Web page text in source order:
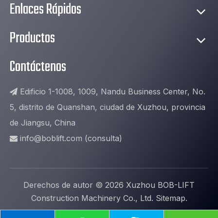
Enlaces Rápidos
Productos
Contáctenos
 Edificio 1-1008, 1009, Nandu Business Center, No.
5, distrito de Quanshan, ciudad de Xuzhou, provincia
de Jiangsu, China
 info@boblift.com (consulta)
Derechos de autor © 2026 Xuzhou BOB-LIFT
Construction Machinery Co., Ltd. Sitemap.